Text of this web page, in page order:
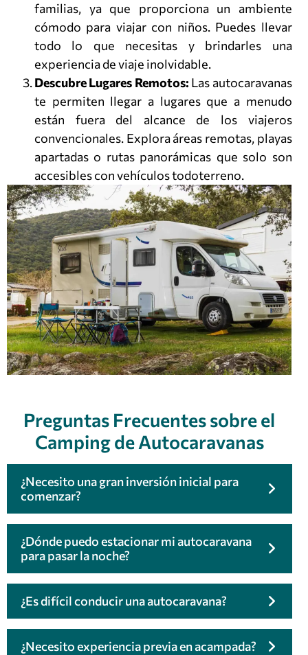
familias, ya que proporciona un ambiente
cómodo para viajar con niños. Puedes llevar
todo lo que necesitas y brindarles una
experiencia de viaje inolvidable.
Descubre Lugares Remotos: Las autocaravanas
te permiten llegar a lugares que a menudo
están fuera del alcance de los viajeros
convencionales. Explora áreas remotas, playas
apartadas o rutas panorámicas que solo son
accesibles con vehículos todoterreno.
Preguntas Frecuentes sobre el
Camping de Autocaravanas
¿Necesito una gran inversión inicial para
comenzar?
¿Dónde puedo estacionar mi autocaravana
para pasar la noche?
¿Es difícil conducir una autocaravana?
¿Necesito experiencia previa en acampada?